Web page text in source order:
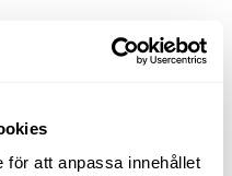
för att anpassa innehållet
Svenska